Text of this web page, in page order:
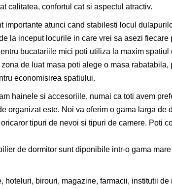
calitatea, confortul cat si aspectul atractiv.
atunci cand stabilesti locul
la inceput locurile in care vrei sa asezi fiecare
bucatariile mici poti utiliza la maxim spatiul
de luat masa poti alege o masa rabatabila,
economisirea spatiului.
hainele si accesoriile, numai ca toti avem
organizat este. Noi va oferim o gama larga de
tipuri de nevoi si tipuri de camere. Poti
de dormitor sunt diponibile intr-o gama mare
hoteluri, birouri, magazine, farmacii, institutii de